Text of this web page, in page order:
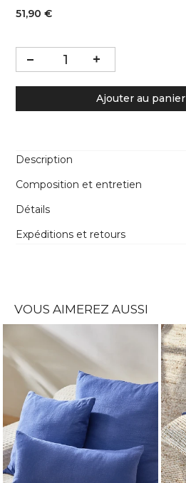
51,90 €
Ajouter au panier
Description
Composition et entretien
Détails
Expéditions et retours
VOUS AIMEREZ AUSSI